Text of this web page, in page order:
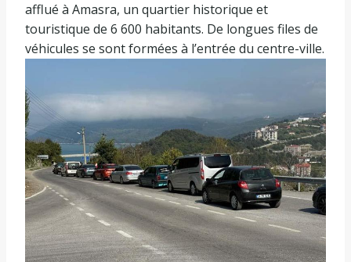
afflué à Amasra, un quartier historique et
touristique de 6 600 habitants. De longues files de
véhicules se sont formées à l’entrée du centre-ville.